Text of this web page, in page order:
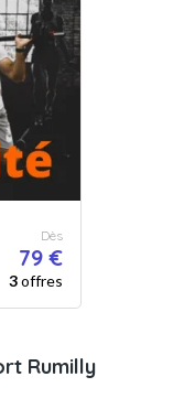
Dès
79 €
3offres
Rumilly